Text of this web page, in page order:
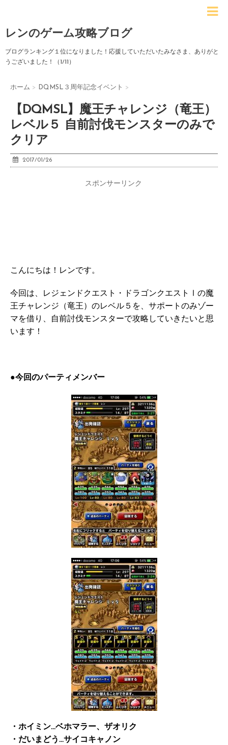
レンのゲーム攻略ブログ
ブログランキング１位になりました！応援していただいたみなさま、ありがと
うございました！（1/11）
ホーム > DQMSL３周年記念イベント >
【DQMSL】魔王チャレンジ（竜王）
レベル５ 自前討伐モンスターのみで
クリア
2017/01/26
スポンサーリンク
こんにちは！レンです。
今回は、レジェンドクエスト・ドラゴンクエストⅠの魔
王チャレンジ（竜王）のレベル５を、サポートのみゾー
マを借り、自前討伐モンスターで攻略していきたいと思
います！
●今回のパーティメンバー
・ホイミン…ベホマラー、ザオリク
・だいまどう…サイコキャノン